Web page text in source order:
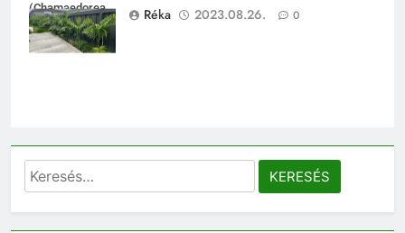
(Chamaedorea
costaricana)
Réka
2023.08.26. 0
Keresés: